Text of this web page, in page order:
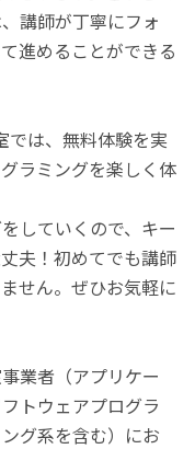
講師が丁寧にフォ
進めることができる
では、無料体験を実
ラミングを楽しく体
していくので、キー
夫！初めてでも講師
せん。ぜひお気軽に
業者（アプリケー
トウェアプログラ
グ系を含む）にお